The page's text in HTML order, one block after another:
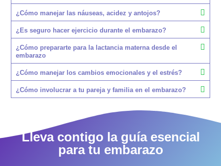
¿Cómo manejar las náuseas, acidez y antojos?
¿Es seguro hacer ejercicio durante el embarazo?
¿Cómo prepararte para la lactancia materna desde el
embarazo
¿Cómo manejar los cambios emocionales y el estrés?
¿Cómo involucrar a tu pareja y familia en el embarazo?
Lleva contigo la guía esencial
para tu embarazo